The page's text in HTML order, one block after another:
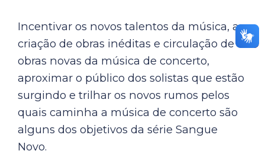
Incentivar os novos talentos da música, a
criação de obras inéditas e circulação de
obras novas da música de concerto,
aproximar o público dos solistas que estão
surgindo e trilhar os novos rumos pelos
quais caminha a música de concerto são
alguns dos objetivos da série Sangue
Novo.